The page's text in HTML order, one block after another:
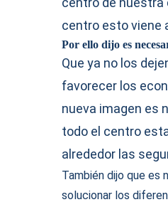
centro esto viene
Por ello dijo es
Que ya no los
favorecer los
nueva imagen es
todo el centro
alrededor las
También dijo que es
solucionar los